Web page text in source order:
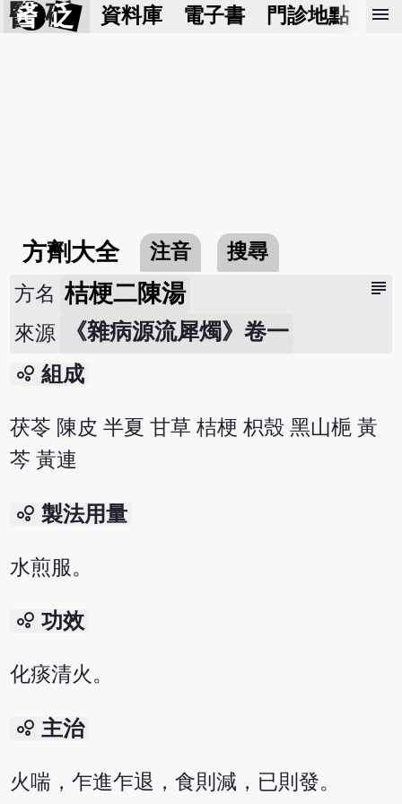
醫 砭 資料庫 電子書 門診地點 預
menu
方劑大全 注音 搜尋
subject
方名 桔梗二陳湯
來源 《雜病源流犀燭》卷一
bubble_chart 組成
茯苓 陳皮 半夏 甘草 桔梗 枳殼 黑山梔 黃
芩 黃連
bubble_chart 製法用量
水煎服。
bubble_chart 功效
化痰清火。
bubble_chart 主治
火喘，乍進乍退，食則減，已則發。